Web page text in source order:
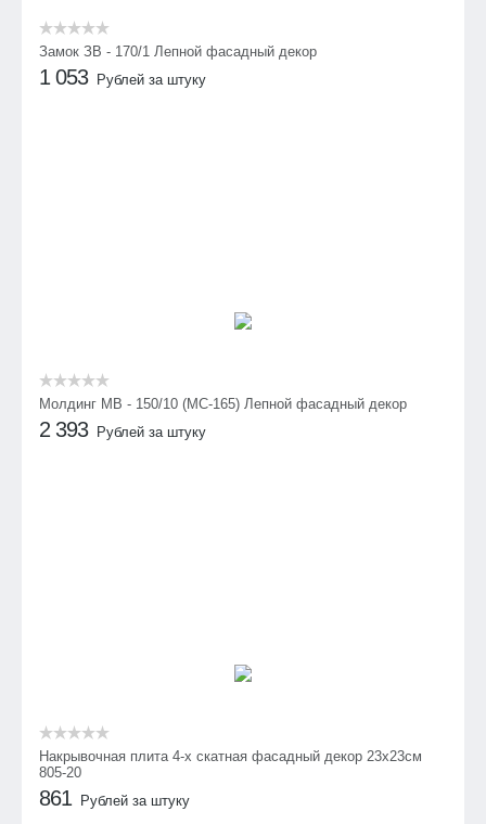
Замок ЗВ - 170/1 Лепной фасадный декор
1 053 Рублей за штуку
Молдинг МВ - 150/10 (МС-165) Лепной фасадный декор
2 393 Рублей за штуку
Накрывочная плита 4-х скатная фасадный декор 23х23см
805-20
861 Рублей за штуку